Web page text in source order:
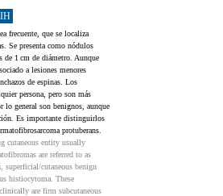
frecuente, que se localiza
Se presenta como nódulos
1 cm de diámetro. Aunque
a lesiones menores
de espinas. Los
persona, pero son más
lo general son benignos, aunque
Es importante distinguirlos
protuberans.
cutaneous entity usually
are referred to as
cutaneous benign
histiocytoma. These
are firm subcutaneous